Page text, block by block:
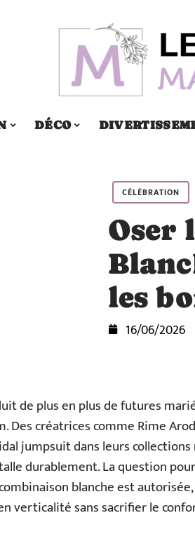
DÉCO
CÉLÉBRATION
Oser
les
16/06/2026
de plus en plus de futures
Des créatrices comme Rime
jumpsuit dans leurs
durablement. La question
blanche est
verticalité sans sacrifier le